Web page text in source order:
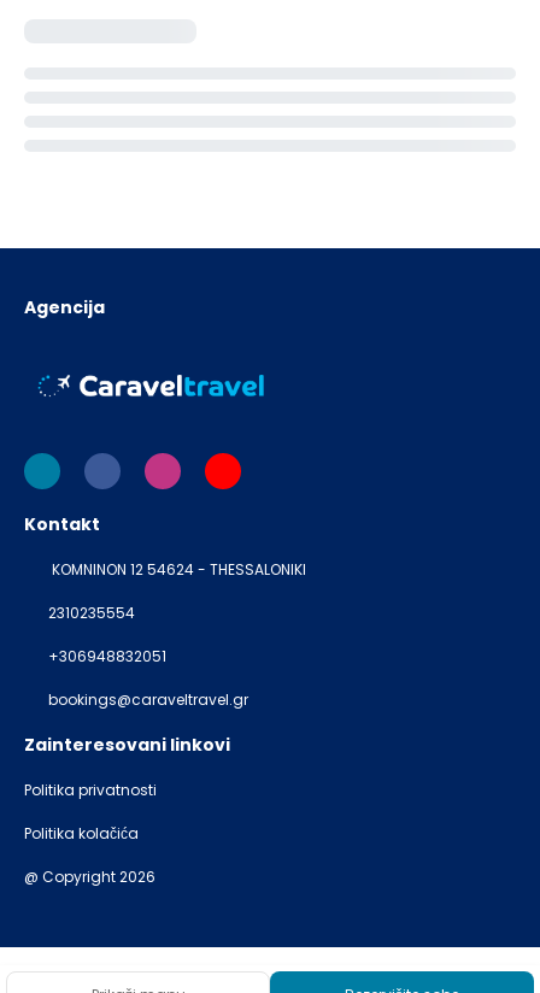
Agencija
Kontakt
KOMNINON 12 54624 - THESSALONIKI
2310235554
+306948832051
bookings@caraveltravel.gr
Zainteresovani linkovi
Politika privatnosti
Politika kolačića
@ Copyright 2026